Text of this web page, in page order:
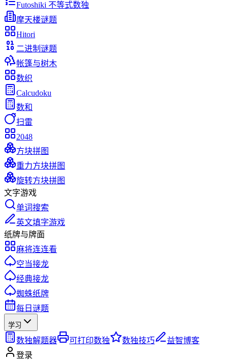
Futoshiki 不等式数独
摩天楼谜题
Hitori
二进制谜题
帐篷与树木
数织
Calcudoku
数和
扫雷
2048
方块拼图
重力方块拼图
旋转方块拼图
文字游戏
单词搜索
英文填字游戏
纸牌与牌面
麻将连连看
空当接龙
经典接龙
蜘蛛纸牌
每日谜题
学习
数独解题器 可打印数独 数独技巧
益智博客
登录